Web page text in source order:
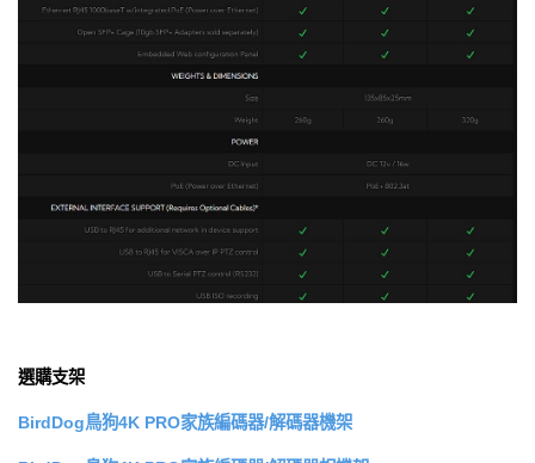
選購支架
BirdDog鳥狗4K PRO家族編碼器/解碼器機架